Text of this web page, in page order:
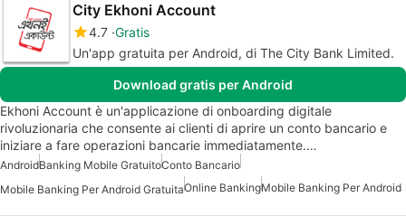
City Ekhoni Account
4.7 Gratis
Un'app gratuita per Android, di The City Bank Limited.
Download gratis per Android
Ekhoni Account è un'applicazione di onboarding digitale
rivoluzionaria che consente ai clienti di aprire un conto bancario e
iniziare a fare operazioni bancarie immediatamente.…
AndroidBanking Mobile GratuitoConto Bancario
Mobile Banking Per Android GratuitaOnline BankingMobile Banking Per Android